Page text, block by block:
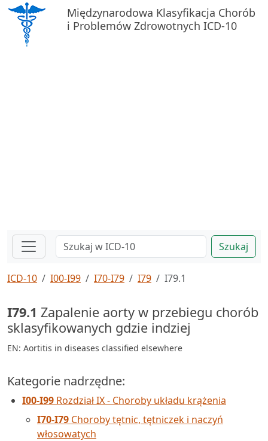
Międzynarodowa Klasyfikacja Chorób
i Problemów Zdrowotnych ICD-10
Szukaj
ICD-10 I00-I99 I70-I79 I79 I79.1
I79.1 Zapalenie aorty w przebiegu chorób
sklasyfikowanych gdzie indziej
EN: Aortitis in diseases classified elsewhere
Kategorie nadrzędne:
I00-I99 Rozdział IX - Choroby układu krążenia
I70-I79 Choroby tętnic, tętniczek i naczyń
włosowatych